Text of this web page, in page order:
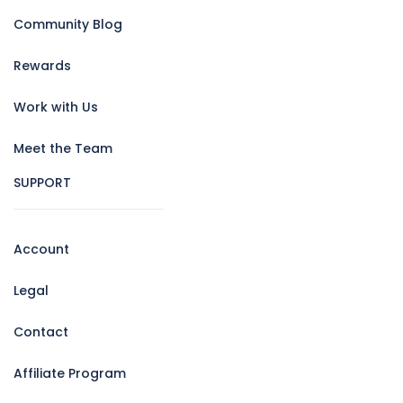
Community Blog
Rewards
Work with Us
Meet the Team
SUPPORT
Account
Legal
Contact
Affiliate Program